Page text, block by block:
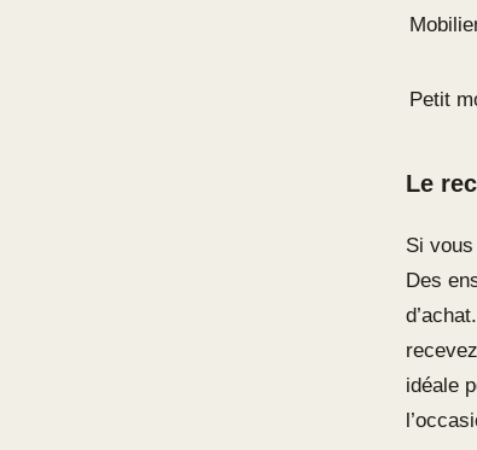
Petit
Le
Si
Des
idéale